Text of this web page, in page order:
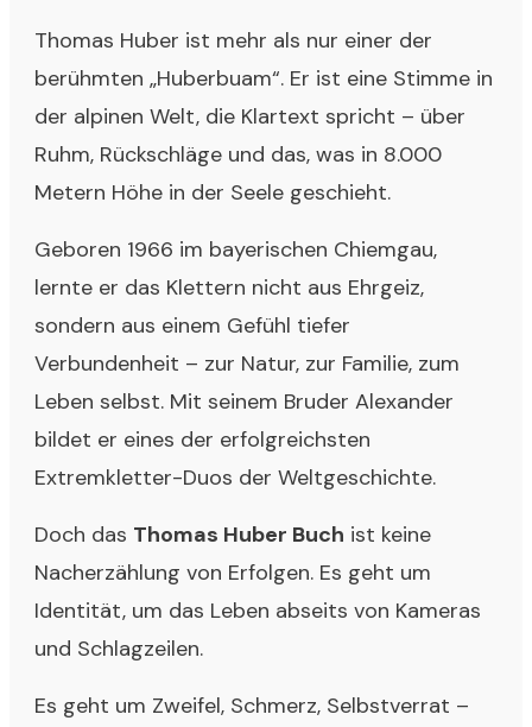
Thomas Huber ist mehr als nur einer der
berühmten „Huberbuam“. Er ist eine Stimme in
der alpinen Welt, die Klartext spricht – über
Ruhm, Rückschläge und das, was in 8.000
Metern Höhe in der Seele geschieht.
Geboren 1966 im bayerischen Chiemgau,
lernte er das Klettern nicht aus Ehrgeiz,
sondern aus einem Gefühl tiefer
Verbundenheit – zur Natur, zur Familie, zum
Leben selbst. Mit seinem Bruder Alexander
bildet er eines der erfolgreichsten
Extremkletter-Duos der Weltgeschichte.
Doch das Thomas Huber Buch ist keine
Nacherzählung von Erfolgen. Es geht um
Identität, um das Leben abseits von Kameras
und Schlagzeilen.
Es geht um Zweifel, Schmerz, Selbstverrat –